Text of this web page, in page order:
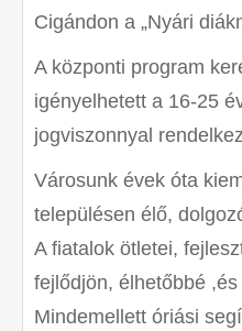
Cigándon a „Nyári
A központi program
igényelhetett a 16-25
jogviszonnyal
Városunk évek óta
településen élő,
A fiatalok ötletei,
fejlődjön, élhetőbbé
Mindemellett óriási